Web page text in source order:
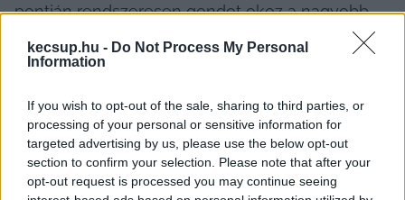
kecsup.hu - Do Not Process My Personal
Information
If you wish to opt-out of the sale, sharing to third parties, or
processing of your personal or sensitive information for
targeted advertising by us, please use the below opt-out
section to confirm your selection. Please note that after your
opt-out request is processed you may continue seeing
pontján rendszeresen gondot okoz a nagyobb
esőzések után összegyűlő csapadékvíz.